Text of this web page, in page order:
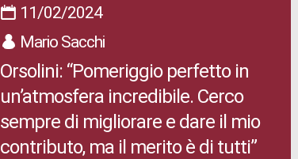
11/02/2024
Mario Sacchi
Orsolini: “Pomeriggio perfetto in
un’atmosfera incredibile. Cerco
sempre di migliorare e dare il mio
contributo, ma il merito è di tutti”